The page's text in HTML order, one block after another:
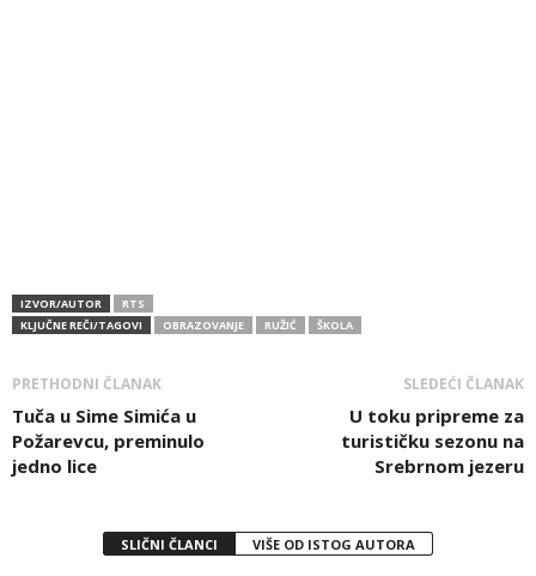
IZVOR/AUTOR
RTS
KLJUČNE REČI/TAGOVI
OBRAZOVANJE RUŽIĆ ŠKOLA
PRETHODNI ČLANAK
Tuča u Sime Simića u
Požarevcu, preminulo
jedno lice
SLEDEĆI ČLANAK
U toku pripreme za
turističku sezonu na
Srebrnom jezeru
SLIČNI ČLANCI VIŠE OD ISTOG AUTORA